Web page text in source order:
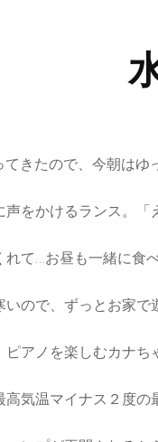
きたので、今朝はゆ
声をかけるランス。
て…お昼も一緒に食べ
ので、ずっとお家で
アノを楽しむカナち
気温マイナス２度の